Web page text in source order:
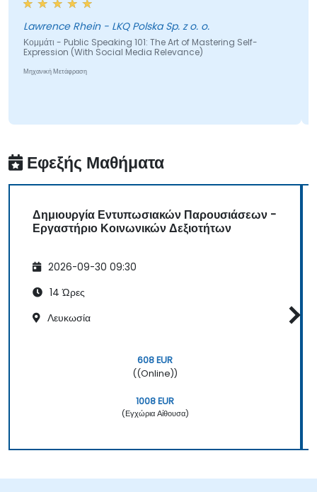
Lawrence Rhein - LKQ Polska Sp. z o. o.
Κομμάτι - Public Speaking 101: The Art of Mastering Self-
Expression (With Social Media Relevance)
Μηχανική Μετάφραση
Εφεξής Μαθήματα
Δημιουργία Εντυπωσιακών Παρουσιάσεων -
Εργαστήριο Κοινωνικών Δεξιοτήτων
2026-09-30 09:30
14 Ώρες
Λευκωσία
608 EUR
((Online))
1008 EUR
(Εγχώρια Αίθουσα)